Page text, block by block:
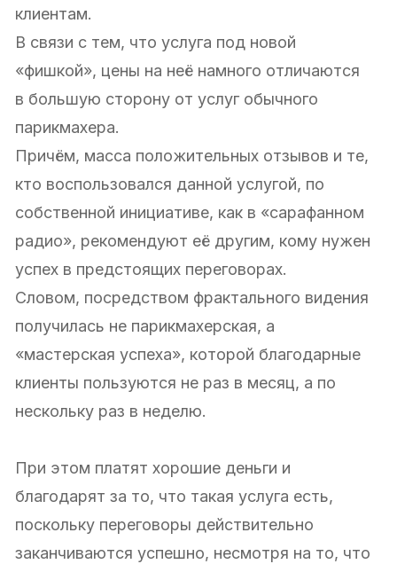
клиентам.
В связи с тем, что услуга под новой
«фишкой», цены на неё намного отличаются
в большую сторону от услуг обычного
парикмахера.
Причём, масса положительных отзывов и те,
кто воспользовался данной услугой, по
собственной инициативе, как в «сарафанном
радио», рекомендуют её другим, кому нужен
успех в предстоящих переговорах.
Словом, посредством фрактального видения
получилась не парикмахерская, а
«мастерская успеха», которой благодарные
клиенты пользуются не раз в месяц, а по
нескольку раз в неделю.
При этом платят хорошие деньги и
благодарят за то, что такая услуга есть,
поскольку переговоры действительно
заканчиваются успешно, несмотря на то, что